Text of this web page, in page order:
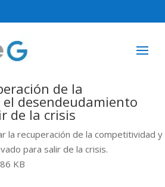
de la
desendeudamiento
de la crisis
la recuperación de la competitividad y
para salir de la crisis.
KB